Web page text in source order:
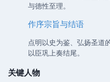
与德性至理。
作序宗旨与结语
点明以史为鉴、弘扬圣道
以臣巩上奏结尾。
关键人物